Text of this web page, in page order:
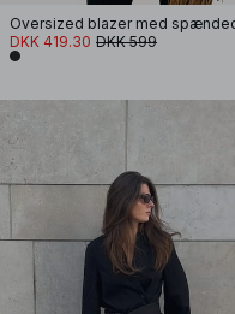
DKK 419.30 DKK 599